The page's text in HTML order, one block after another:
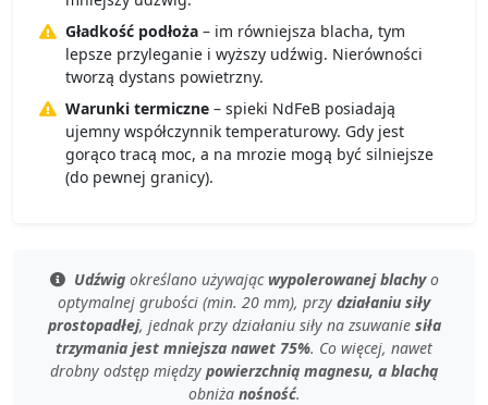
Gładkość podłoża – im równiejsza blacha, tym
lepsze przyleganie i wyższy udźwig. Nierówności
tworzą dystans powietrzny.
Warunki termiczne – spieki NdFeB posiadają
ujemny współczynnik temperaturowy. Gdy jest
gorąco tracą moc, a na mrozie mogą być silniejsze
(do pewnej granicy).
Udźwigokreślano używając wypolerowanej blachyo
optymalnej grubości (min. 20 mm), przy działaniu siły
prostopadłej, jednak przy działaniu siły na zsuwanie siła
trzymania jest mniejsza nawet 75%. Co więcej, nawet
drobny odstęp między powierzchnią magnesu, a blachą
obniża nośność.